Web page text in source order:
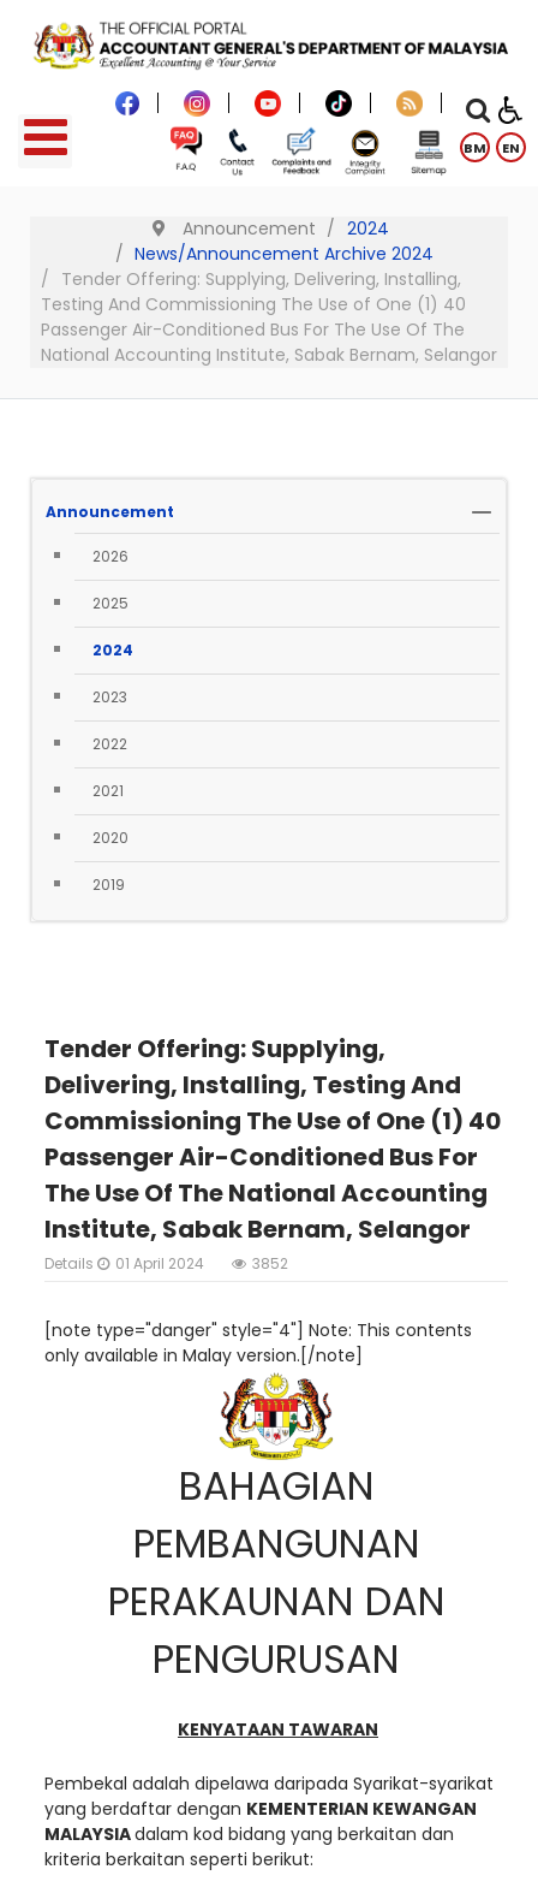
BM EN
Announcement
2024
News/Announcement Archive 2024
Tender Offering: Supplying, Delivering, Installing,
Testing And Commissioning The Use of One (1) 40
Passenger Air-Conditioned Bus For The Use Of The
National Accounting Institute, Sabak Bernam, Selangor
Announcement
2026
2025
2024
2023
2022
2021
2020
2019
Tender Offering: Supplying,
Delivering, Installing, Testing And
Commissioning The Use of One (1) 40
Passenger Air-Conditioned Bus For
The Use Of The National Accounting
Institute, Sabak Bernam, Selangor
Details 01 April 2024 3852
[note type="danger" style="4"] Note: This contents
only available in Malay version.[/note]
BAHAGIAN
PEMBANGUNAN
PERAKAUNAN DAN
PENGURUSAN
KENYATAAN TAWARAN
Pembekal adalah dipelawa daripada Syarikat-syarikat
yang berdaftar dengan KEMENTERIAN KEWANGAN
MALAYSIAdalam kod bidang yang berkaitan dan
kriteria berkaitan seperti berikut: